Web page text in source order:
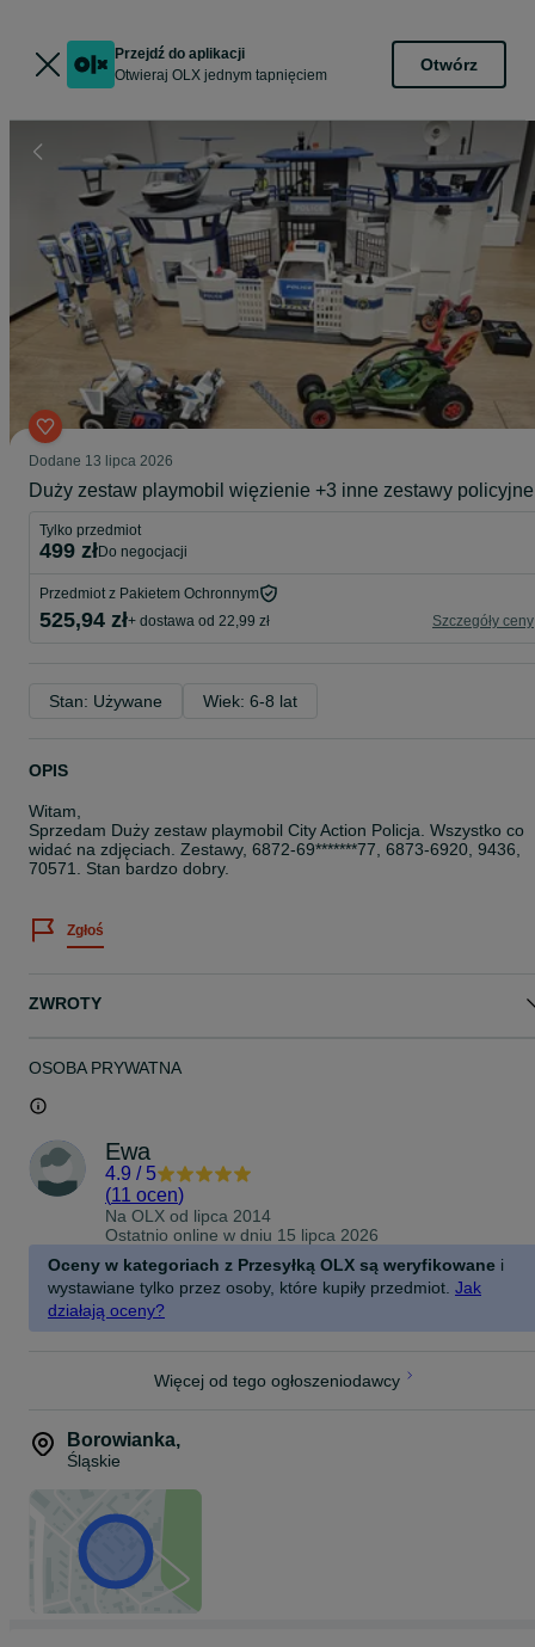
Przejdź do aplikacji
Otwieraj OLX jednym tapnięciem
Otwórz
Dodane 13 lipca 2026
Duży zestaw playmobil więzienie +3 inne zestawy policyjne
Tylko przedmiot
499 zł do negocjacji
Przedmiot z Pakietem Ochronnym
525,94 zł+ dostawa od 22,99 zł Szczegóły ceny
Stan: Używane Wiek: 6-8 lat
OPIS
Witam,
Sprzedam Duży zestaw playmobil City Action Policja. Wszystko co
widać na zdjęciach. Zestawy, 6872-69*******77, 6873-6920, 9436,
70571. Stan bardzo dobry.
Zgłoś
ZWROTY
OSOBA PRYWATNA
Ewa
4.9 / 5
(11 ocen)
Na OLX od lipca 2014
Ostatnio online w dniu 15 lipca 2026
Oceny w kategoriach z Przesyłką OLX są weryfikowane i
wystawiane tylko przez osoby, które kupiły przedmiot. Jak
działają oceny?
Więcej od tego ogłoszeniodawcy
Borowianka,
Śląskie